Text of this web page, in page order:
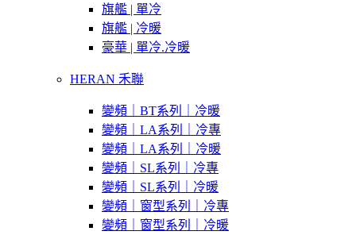
旗艦 | 單冷
旗艦 | 冷暖
豪華 | 單冷.冷暖
HERAN 禾聯
變頻｜BT系列｜冷暖
變頻｜LA系列｜冷專
變頻｜LA系列｜冷暖
變頻｜SL系列｜冷專
變頻｜SL系列｜冷暖
變頻｜窗型系列｜冷專
變頻｜窗型系列｜冷暖